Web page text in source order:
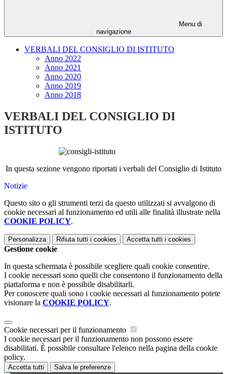
Menu di
navigazione
VERBALI DEL CONSIGLIO DI ISTITUTO
Anno 2022
Anno 2021
Anno 2020
Anno 2019
Anno 2018
VERBALI DEL CONSIGLIO DI
ISTITUTO
In questa sezione vengono riportati i verbali del Consiglio di Istituto
Notizie
Questo sito o gli strumenti terzi da questo utilizzati si avvalgono di
cookie necessari al funzionamento ed utili alle finalità illustrate nella
COOKIE POLICY.
Personalizza Rifiuta tutti i cookies Accetta tutti i cookies
Gestione cookie
In questa schermata è possibile scegliere quali cookie consentire.
I cookie necessari sono quelli che consentono il funzionamento della
piattaforma e non è possibile disabilitarli.
Per conoscere quali sono i cookie necessari al funzionamento potete
visionare la COOKIE POLICY.
Cookie necessari per il funzionamento
I cookie necessari per il funzionamento non possono essere
disabilitati. È possibile consultare l'elenco nella pagina della cookie
policy.
Accetta tutti Salva le preferenze